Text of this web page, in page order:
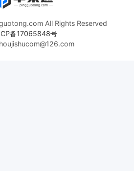
All Rights Reserved
备17065848号